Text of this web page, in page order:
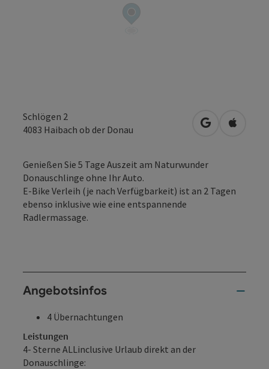
Schlögen 2
4083 Haibach ob der Donau in Google
in
Genießen Sie 5 Tage Auszeit am Naturwunder
Donauschlinge ohne Ihr Auto.
E-Bike Verleih (je nach Verfügbarkeit) ist an 2 Tagen
ebenso inklusive wie eine entspannende
Radlermassage.
Angebotsinfos
4 Übernachtungen
Leistungen
4- Sterne ALLinclusive Urlaub direkt an der
Donauschlinge: